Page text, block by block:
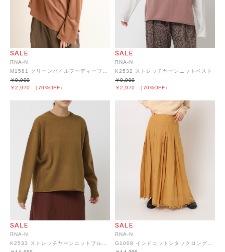
RNA-N
M1581 クリーンパイルフーディープルオーバー
￥2,970 （70%OFF）
￥9,900
RNA-N
K2532 ストレッチヤーンニットベスト
￥2,970 （70%OFF）
￥9,900
RNA-N
RNA-N